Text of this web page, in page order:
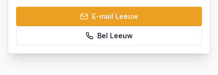
E-mail Leeuw
Bel Leeuw